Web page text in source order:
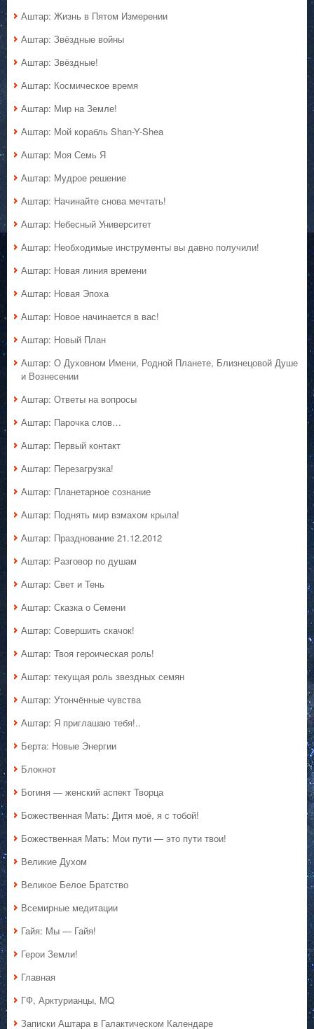
Аштар: Жизнь в Пятом Измерении
Аштар: Звёздные войны
Аштар: Звёздные!
Аштар: Космическое время
Аштар: Мир на Земле!
Аштар: Мой корабль Shan-Y-Shea
Аштар: Моя Семь Я
Аштар: Мудрое решение
Аштар: Начинайте снова мечтать!
Аштар: Небесный Университет
Аштар: Необходимые инструменты вы давно получили!
Аштар: Новая линия времени
Аштар: Новая Эпоха
Аштар: Новое начинается в вас!
Аштар: Новый План
Аштар: О Духовном Имени, Родной Планете, Близнецовой Душе
и Вознесении
Аштар: Ответы на вопросы
Аштар: Парочка слов…
Аштар: Первый контакт
Аштар: Перезагрузка!
Аштар: Планетарное сознание
Аштар: Поднять мир взмахом крыла!
Аштар: Празднование 21.12.2012
Аштар: Разговор по душам
Аштар: Свет и Тень
Аштар: Сказка о Семени
Аштар: Совершить скачок!
Аштар: Твоя героическая роль!
Аштар: текущая роль звездных семян
Аштар: Утончённые чувства
Аштар: Я приглашаю тебя!..
Берта: Новые Энергии
Блокнот
Богиня — женский аспект Творца
Божественная Мать: Дитя моё, я с тобой!
Божественная Мать: Мои пути — это пути твои!
Великие Духом
Великое Белое Братство
Всемирные медитации
Гайя: Мы — Гайя!
Герои Земли!
Главная
ГФ, Арктурианцы, MQ
Записки Аштара в Галактическом Календаре